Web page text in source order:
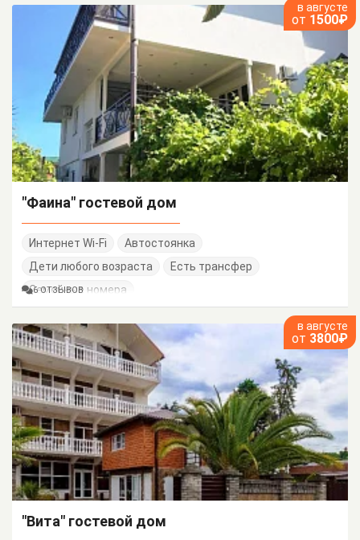
в августе
от 1500₽
"Фаина" гостевой дом
Интернет Wi-Fi
Автостоянка
Дети любого возраста
Есть трансфер
Семейные номера
6 ОТЗЫВОВ
в августе
от 3800₽
"Вита" гостевой дом